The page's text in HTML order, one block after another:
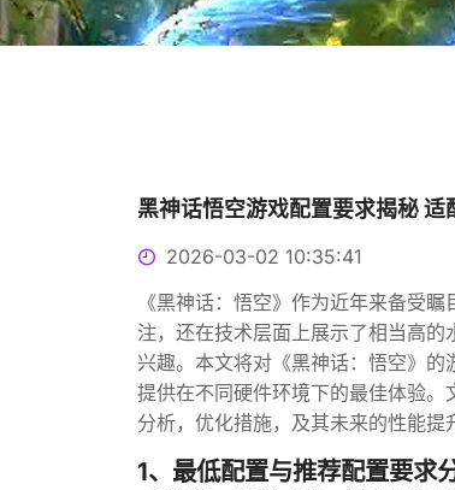
黑神话悟空游戏配置要求揭秘
2026-03-02 10:35:41
《黑神话：悟空》作为近年来备受
注，还在技术层面上展示了相当高
兴趣。本文将对《黑神话：悟空》
提供在不同硬件环境下的最佳体验
分析，优化措施，及其未来的性能提
1、最低配置与推荐配置要求